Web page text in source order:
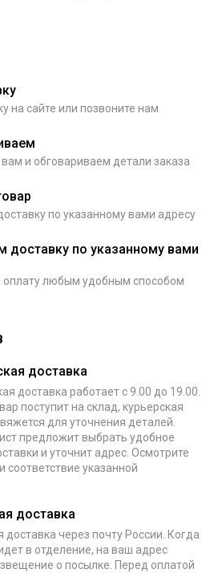
на сайте или позвоните нам
и обговариваем детали заказа
по указанному вами адресу
доставку по указанному вами
оплату любым удобным способом
доставка
доставка работает с 9.00 до 19.00.
поступит на склад, курьерская
для уточнения деталей.
предложит выбрать удобное
и уточнит адрес. Осмотрите
соответствие указанной
доставка
доставка через почту России. Когда
в отделение, на ваш адрес
о посылке. Перед оплатой